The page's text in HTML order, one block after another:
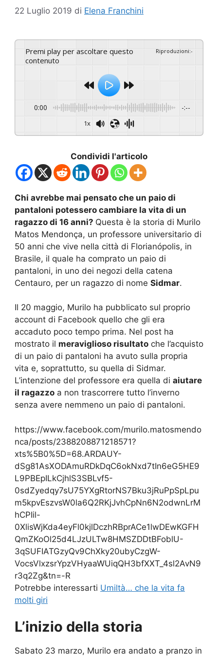
22 Luglio 2019 di Elena Franchini
Premi play per ascoltare questo
contenuto
Riproduzioni:-
0:00 -:--
1x
Condividi l'articolo
Chi avrebbe mai pensato che un paio di
pantaloni potessero cambiare la vita di un
ragazzo di 16 anni? Questa è la storia di Murilo
Matos Mendonça, un professore universitario di
50 anni che vive nella città di Florianópolis, in
Brasile, il quale ha comprato un paio di
pantaloni, in uno dei negozi della catena
Centauro, per un ragazzo di nome Sidmar.
Il 20 maggio, Murilo ha pubblicato sul proprio
account di Facebook quello che gli era
accaduto poco tempo prima. Nel post ha
mostrato il meraviglioso risultato che l’acquisto
di un paio di pantaloni ha avuto sulla propria
vita e, soprattutto, su quella di Sidmar.
L’intenzione del professore era quella di aiutare
il ragazzo a non trascorrere tutto l’inverno
senza avere nemmeno un paio di pantaloni.
https://www.facebook.com/murilo.matosmendo
nca/posts/2388208871218571?
xts%5B0%5D=68.ARDAUY-
dSg81AsXODAmuRDkDqC6okNxd7tIn6eG5HE9
L9PBEpILkCjhlS3SBLvf5-
0sdZyedqy7sU75YXgRtorNS7Bku3jRuPpSpLpu
m5kpvEszvsW0la6Q2RKjJvhCpNn6N2odwnLrM
hCPIil-
0XlisWjKda4eyFl0kjlDczhRBprACe1lwDEwKGFH
QmZKoOl25d4LJzULTw8HMSZDDtBFoblU-
3qSUFIATGzyQv9ChXky20ubyCzgW-
VocsVlxzsrYpzVHyaaWUiqQH3bfXXT_4sl2AvN9
r3q2Zg&tn=-R
Potrebbe interessarti Umiltà… che la vita fa
molti giri
L’inizio della storia
Sabato 23 marzo, Murilo era andato a pranzo in